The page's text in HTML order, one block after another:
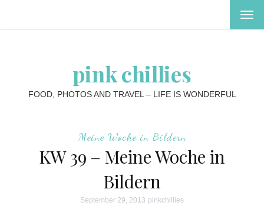
pink chillies
FOOD, PHOTOS AND TRAVEL – LIFE IS WONDERFUL
Meine Woche in Bildern
KW 39 – Meine Woche in
Bildern
September 29, 2013 pinkchillies